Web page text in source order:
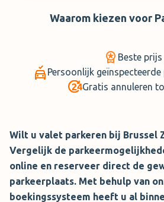
Waarom kiezen voor
Beste prijs
Persoonlijk
Gratis annuleren
Wilt u valet parkeren bij Brussel
Vergelijk de
online en reserveer direct de
parkeerplaats. Met behulp van
boekingssysteem heeft u al